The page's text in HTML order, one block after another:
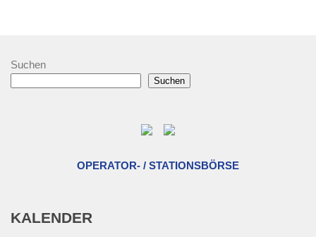
Suchen
Suchen
OPERATOR- / STATIONSBÖRSE
KALENDER